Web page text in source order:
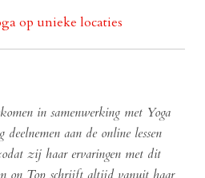
op unieke locaties
in samenwerking met Yoga
aan de online lessen
zij haar ervaringen met dit